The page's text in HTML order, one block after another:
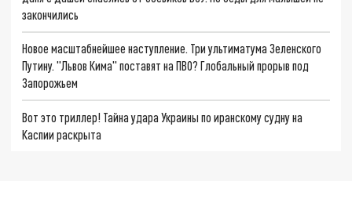
закончились
Новое масштабнейшее наступление. Три ультиматума Зеленского
Путину. "Львов Кима" поставят на ПВО? Глобальный прорыв под
Запорожьем
Вот это триллер! Тайна удара Украины по иранскому судну на
Каспии раскрыта